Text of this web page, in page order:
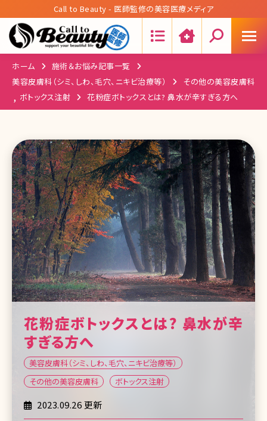
Call to Beauty - 医師監修の美容医療メディア
ホーム
施術＆お悩み記事一覧
美容皮膚科（シミ、しわ、毛穴、ニキビ治療等）
その他の美容皮膚科
, ボトックス注射 花粉症ボトックスとは? 鼻水が辛すぎる方へ
花粉症ボトックスとは? 鼻水が辛
すぎる方へ
美容皮膚科（シミ、しわ、毛穴、ニキビ治療等）
その他の美容皮膚科
ボトックス注射
2023.09.26 更新